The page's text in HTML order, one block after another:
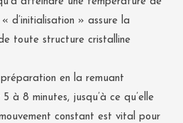
d’initialisation » assure la
toute structure cristalline
en la remuant
à 8 minutes, jusqu’à ce qu’elle
constant est vital pour